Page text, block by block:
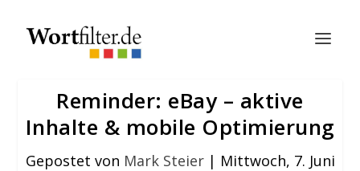
Reminder: eBay – aktive
Inhalte & mobile Optimierung
Gepostet von Mark Steier| Mittwoch, 7. Juni